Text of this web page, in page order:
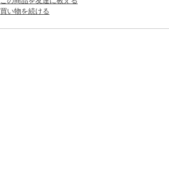
買い物を続ける